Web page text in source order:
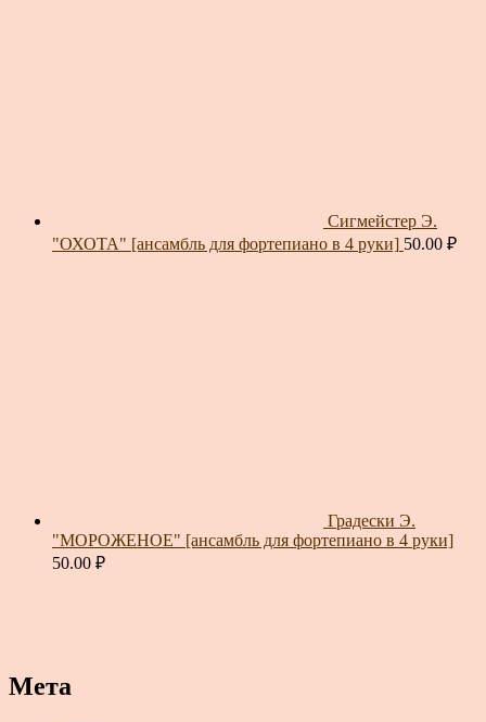
Сигмейстер Э.
"ОХОТА" [ансамбль для фортепиано в 4 руки] 50.00 ₽
Градески Э.
"МОРОЖЕНОЕ" [ансамбль для фортепиано в 4 руки]
50.00 ₽
Мета